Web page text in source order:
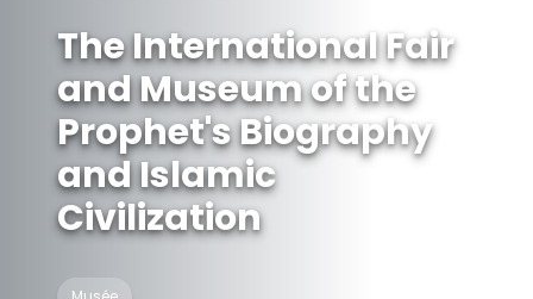
The International Fair
and Museum of the
Prophet's Biography
and Islamic
Civilization